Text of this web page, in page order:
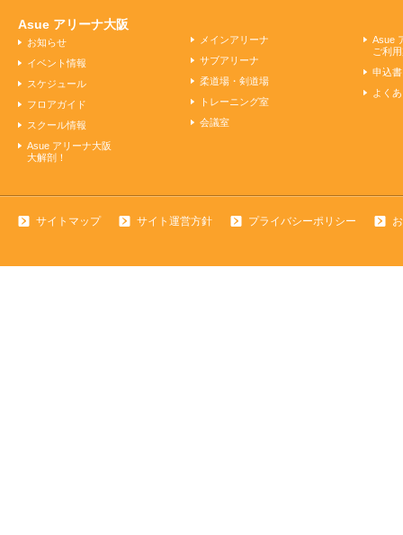
Asue アリーナ大阪
お知らせ
イベント情報
スケジュール
フロアガイド
スクール情報
Asue アリーナ大阪
大解剖！
メインアリーナ
サブアリーナ
柔道場・剣道場
トレーニング室
会議室
Asue
ご利
申込
よく
サイトマップ サイト運営方針 プライバシーポリシー